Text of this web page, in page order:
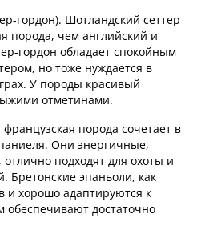
гордон). Шотландский сеттер
порода, чем английский и
гордон обладает спокойным
но тоже нуждается в
У породы красивый
отметинами.
порода сочетает в
Они энергичные,
подходят для охоты и
Бретонские эпаньоли, как
и хорошо адаптируются к
обеспечивают достаточно